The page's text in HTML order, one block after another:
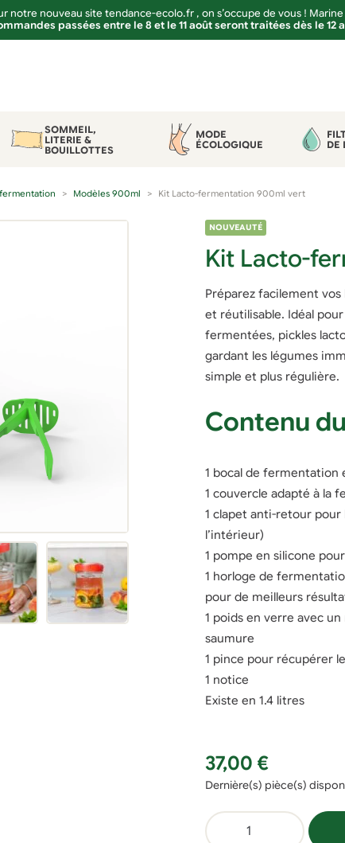
notre nouveau site tendance-ecolo.fr , on s’occupe de vous !
passées entre le 8 et le 11 août seront traitées dès le 12
SOMMEIL,
LITERIE &
BOUILLOTTES
MODE
ÉCOLOGIQUE
DE
Modèles 900ml Kit Lacto-fermentation 900ml vert
NOUVEAUTÉ
Kit Lacto-
Préparez facilement
et réutilisable. Idéal
fermentées, pickles
gardant les légumes
simple et plus régulière.
Contenu
1 bocal de fermentation
1 couvercle adapté à la
1 clapet anti-retour pour
l’intérieur)
1 pompe en silicone
1 horloge de
pour de meilleurs
1 poids en verre avec
saumure
1 pince pour récupérer
1 notice
Existe en 1.4 litres
37,00 €
Dernière(s) pièce(s)
quantité